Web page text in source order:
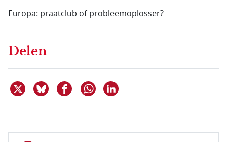
Europa: praatclub of probleemoplosser?
Delen
Deel dit item op X
Deel dit item op Bluesky
Deel dit item op Facebook
Delen via WhatsApp